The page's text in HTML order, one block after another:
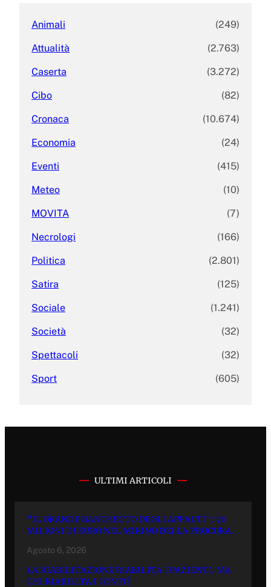
Animali (249)
Attualità (2.763)
Caserta (3.272)
Cibo (82)
Cronaca (10.674)
Economia (24)
Eventi (415)
Meteo (10)
MOVITA (7)
Necrologi (166)
Politica (2.801)
Satira (125)
Sociale (1.241)
Società (32)
Spettacoli (32)
Sport (605)
ULTIMI ARTICOLI
“IL GRANDE BANCHETTO DEGLI APPALTI”: 70
MILIONI DI EURO NEL MIRINO DELLA PROCURA.
Agosto 6, 2026
LA RIABILITAZIONE RIABILITA I PAZIENTI, MA
CHI RIABILITA I CONTI?